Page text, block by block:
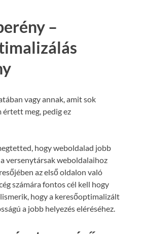
–
vagy annak, amit sok
értett meg, pedig ez
hogy weboldalad jobb
versenytársak weboldalaihoz
az első oldalon való
számára fontos cél kell hogy
hogy a keresőoptimalizált
a jobb helyezés eléréséhez.